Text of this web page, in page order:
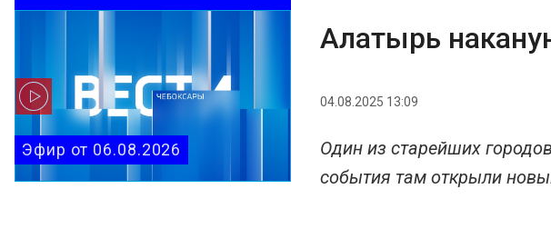
Эфир от 06.08.2026
Алатырь
04.08.2025 13:09
Один из старейших
события там открыли